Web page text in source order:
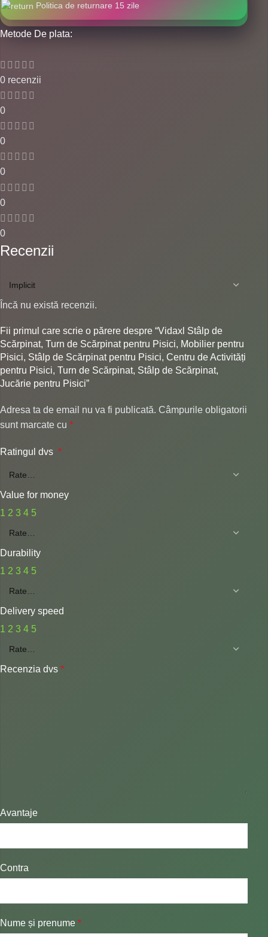
Politica de returnare 15 zile
Metode De plata:
0 recenzii
0
0
0
0
0
Recenzii
Încă nu există recenzii.
Fii primul care scrie o părere despre “Vidaxl Stâlp de
Scărpinat, Turn de Scărpinat pentru Pisici, Mobilier pentru
Pisici, Stâlp de Scărpinat pentru Pisici, Centru de Activități
pentru Pisici, Turn de Scărpinat, Stâlp de Scărpinat,
Jucărie pentru Pisici”
Adresa ta de email nu va fi publicată. Câmpurile obligatorii
sunt marcate cu*
Ratingul dvs*
Value for money
1 2 3 4 5
Durability
1 2 3 4 5
Delivery speed
1 2 3 4 5
Recenzia dvs*
Avantaje
Contra
Nume și prenume*